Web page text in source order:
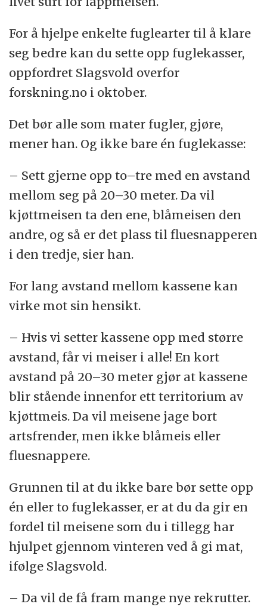
For å hjelpe enkelte fuglearter til å klare
seg bedre kan du sette opp fuglekasser,
oppfordret Slagsvold overfor
forskning.no i oktober.
Det bør alle som mater fugler, gjøre,
mener han. Og ikke bare én fuglekasse:
– Sett gjerne opp to–tre med en avstand
mellom seg på 20–30 meter. Da vil
kjøttmeisen ta den ene, blåmeisen den
andre, og så er det plass til fluesnapperen
i den tredje, sier han.
For lang avstand mellom kassene kan
virke mot sin hensikt.
– Hvis vi setter kassene opp med større
avstand, får vi meiser i alle! En kort
avstand på 20–30 meter gjør at kassene
blir stående innenfor ett territorium av
kjøttmeis. Da vil meisene jage bort
artsfrender, men ikke blåmeis eller
fluesnappere.
Grunnen til at du ikke bare bør sette opp
én eller to fuglekasser, er at du da gir en
fordel til meisene som du i tillegg har
hjulpet gjennom vinteren ved å gi mat,
ifølge Slagsvold.
– Da vil de få fram mange nye rekrutter.